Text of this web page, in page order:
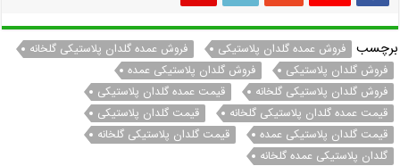
برچسب فروش عمده گلدان پلاستیکی
فروش عمده گلدان پلاستیکی گلخانه
فروش گلدان پلاستیکی
فروش گلدان پلاستیکی عمده
فروش گلدان پلاستیکی گلخانه
قیمت عمده گلدان پلاستیکی
قیمت عمده گلدان پلاستیکی گلخانه
قیمت گلدان پلاستیکی
قیمت گلدان پلاستیکی عمده
قیمت گلدان پلاستیکی گلخانه
گلدان پلاستیکی عمده گلخانه